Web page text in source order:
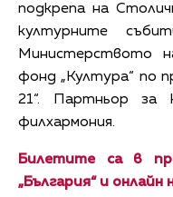
подкрепа на
културните
Министерството
фонд „Култура“ по
21“. Партньор за
филхармония.
Билетите са в
„България“ и онлайн